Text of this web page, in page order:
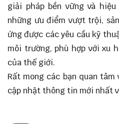
giải pháp bền vững và
những ưu điểm vượt trội,
ứng được các yêu cầu kỹ
môi trường, phù hợp với xu
của thế giới.
Rất mong các bạn quan tâm
cập nhật thông tin mới nhất